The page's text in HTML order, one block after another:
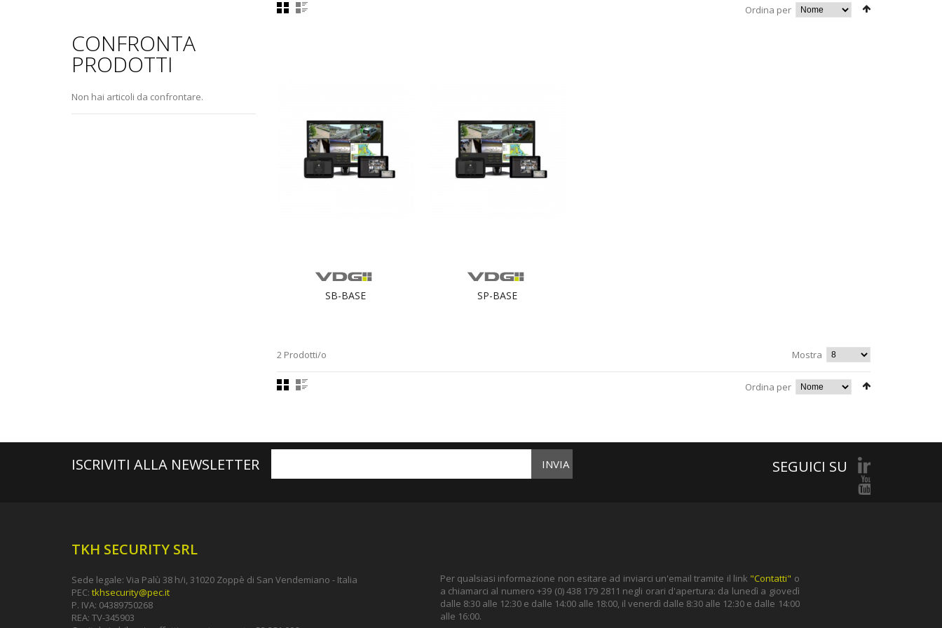
Ordina per
SB-BASE SP-BASE
2 Prodotti/o Mostra
Ordina per
CONFRONTA
PRODOTTI
Non hai articoli da confrontare.
ISCRIVITI ALLA NEWSLETTER INVIA SEGUICI SU
TKH SECURITY SRL
Sede legale: Via Palù 38 h/i, 31020 Zoppè di San Vendemiano - Italia
PEC: tkhsecurity@pec.it
P. IVA: 04389750268
REA: TV-345903
Per qualsiasi informazione non esitare ad inviarci un'email tramite il link "Contatti" o
a chiamarci al numero +39 (0) 438 179 2811 negli orari d'apertura: da lunedì a giovedì
dalle 8:30 alle 12:30 e dalle 14:00 alle 18:00, il venerdì dalle 8:30 alle 12:30 e dalle 14:00
alle 16:00.